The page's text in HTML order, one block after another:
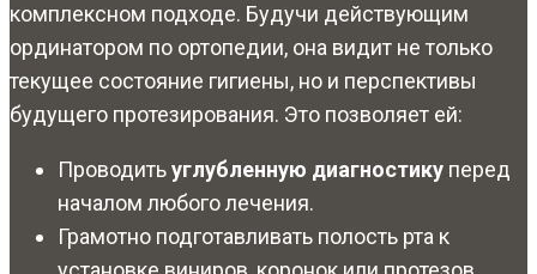
комплексном подходе. Будучи действующим
ординатором по ортопедии, она видит не только
текущее состояние гигиены, но и перспективы
будущего протезирования. Это позволяет ей:
Проводитьуглубленную диагностику перед
началом любого лечения.
Грамотно подготавливать полость рта к